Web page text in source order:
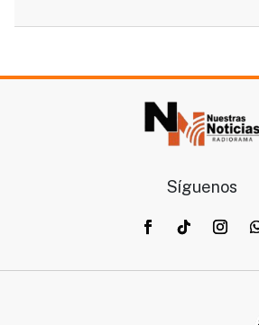
Síguenos